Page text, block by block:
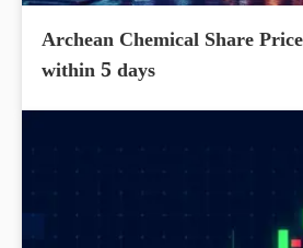
Archean Chemical Share
within 5 days